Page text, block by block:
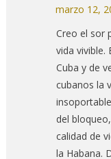
marzo 12,
Creo el sor
vida vivible.
Cuba y de
cubanos la
del
calidad de
la Habana.